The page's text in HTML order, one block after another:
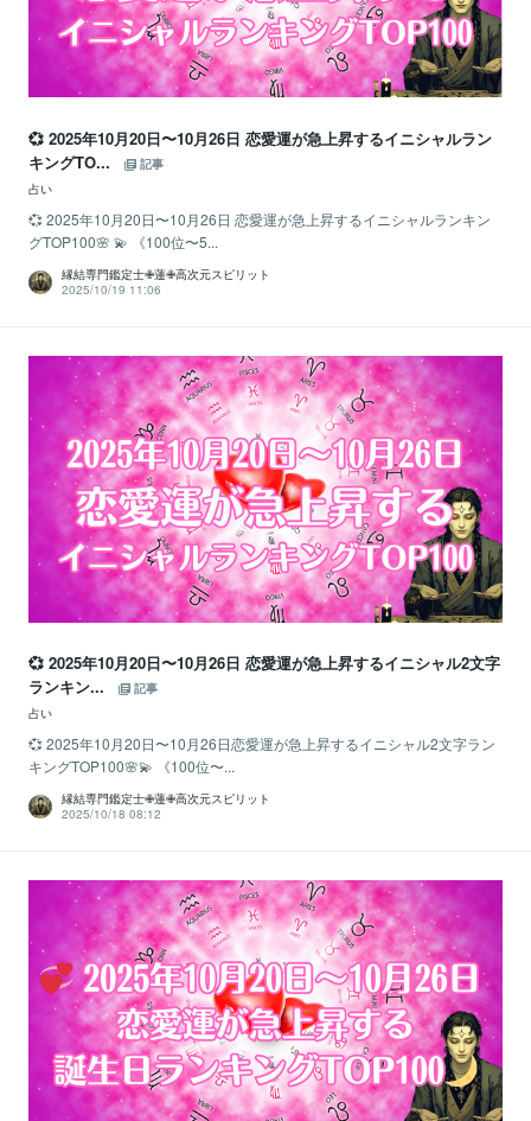
💞 2025年10月20日〜10月26日 恋愛運が急上昇するイニシャルラン
キングTO...
記事
占い
💞 2025年10月20日〜10月26日 恋愛運が急上昇するイニシャルランキン
グTOP100🌸 💫 《100位〜5...
縁結専門鑑定士✙蓮✙高次元スピリット
2025/10/19 11:06
💞 2025年10月20日〜10月26日 恋愛運が急上昇するイニシャル2文字
ランキン...
記事
占い
💞 2025年10月20日〜10月26日恋愛運が急上昇するイニシャル2文字ラン
キングTOP100🌸💫 《100位〜...
縁結専門鑑定士✙蓮✙高次元スピリット
2025/10/18 08:12